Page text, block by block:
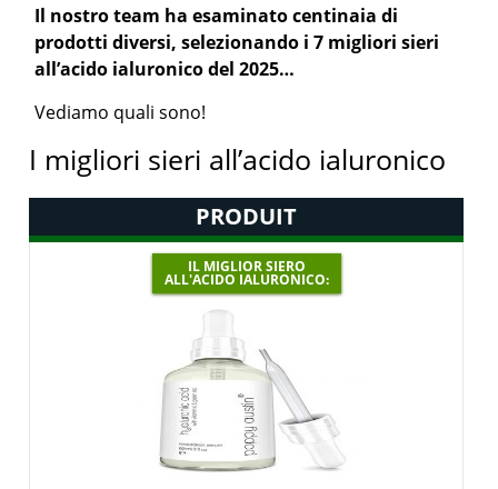
Il nostro team ha esaminato centinaia di
prodotti diversi, selezionando i 7 migliori sieri
all’acido ialuronico del 2025…
Vediamo quali sono!
I migliori sieri all’acido ialuronico
PRODUIT
IL MIGLIOR SIERO
ALL'ACIDO IALURONICO: